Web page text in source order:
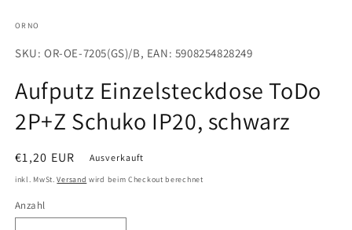
ORNO
SKU: OR-OE-7205(GS)/B, EAN: 5908254828249
Aufputz Einzelsteckdose ToDo
2P+Z Schuko IP20, schwarz
Normaler
Preis
€1,20 EUR Ausverkauft
inkl. MwSt.Versand wird beim Checkout berechnet
Anzahl